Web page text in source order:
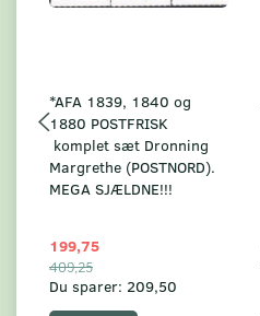
*AFA 1839, 1840 og
1880 POSTFRISK
komplet sæt Dronning
Margrethe (POSTNORD).
MEGA SJÆLDNE!!!
199,75
409,25
Du sparer: 209,50